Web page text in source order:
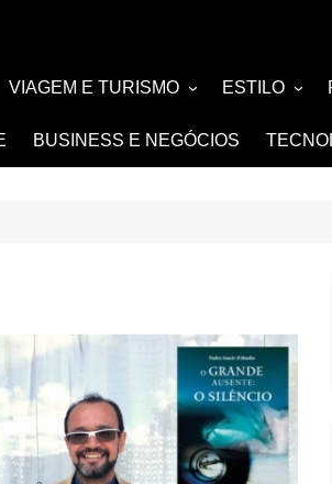
VIAGEM E TURISMO
TURISMO
ESTILO
MODA E
NOIVAS e
BUSINESS E NEGÓCIOS